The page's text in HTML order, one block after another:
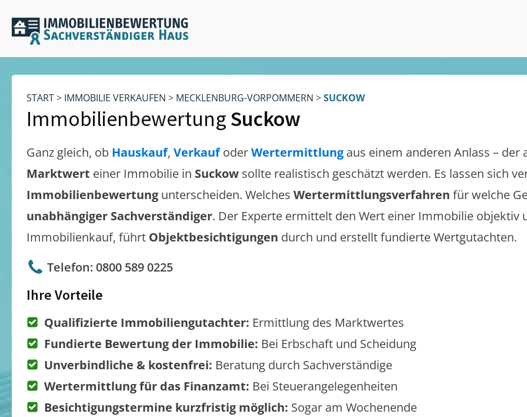
START> IMMOBILIE VERKAUFEN > MECKLENBURG-VORPOMMERN >SUCKOW
Immobilienbewertung Suckow
Ganz gleich, ob Hauskauf, VerkaufoderWertermittlung aus einem anderen Anlass – der
Marktwert einer Immobilie in Suckow sollte realistisch geschätzt werden. Es lassen sich
Immobilienbewertung unterscheiden. Welches Wertermittlungsverfahren für welche
unabhängiger Sachverständiger. Der Experte ermittelt den Wert einer Immobilie objektiv
Immobilienkauf, führt Objektbesichtigungen durch und erstellt fundierte Wertgutachten.
Telefon: 0800 589 0225
Ihre Vorteile
Qualifizierte Immobiliengutachter: Ermittlung des Marktwertes
Fundierte Bewertung der Immobilie: Bei Erbschaft und Scheidung
Unverbindliche & kostenfrei: Beratung durch Sachverständige
Wertermittlung für das Finanzamt: Bei Steuerangelegenheiten
Besichtigungstermine kurzfristig möglich: Sogar am Wochenende